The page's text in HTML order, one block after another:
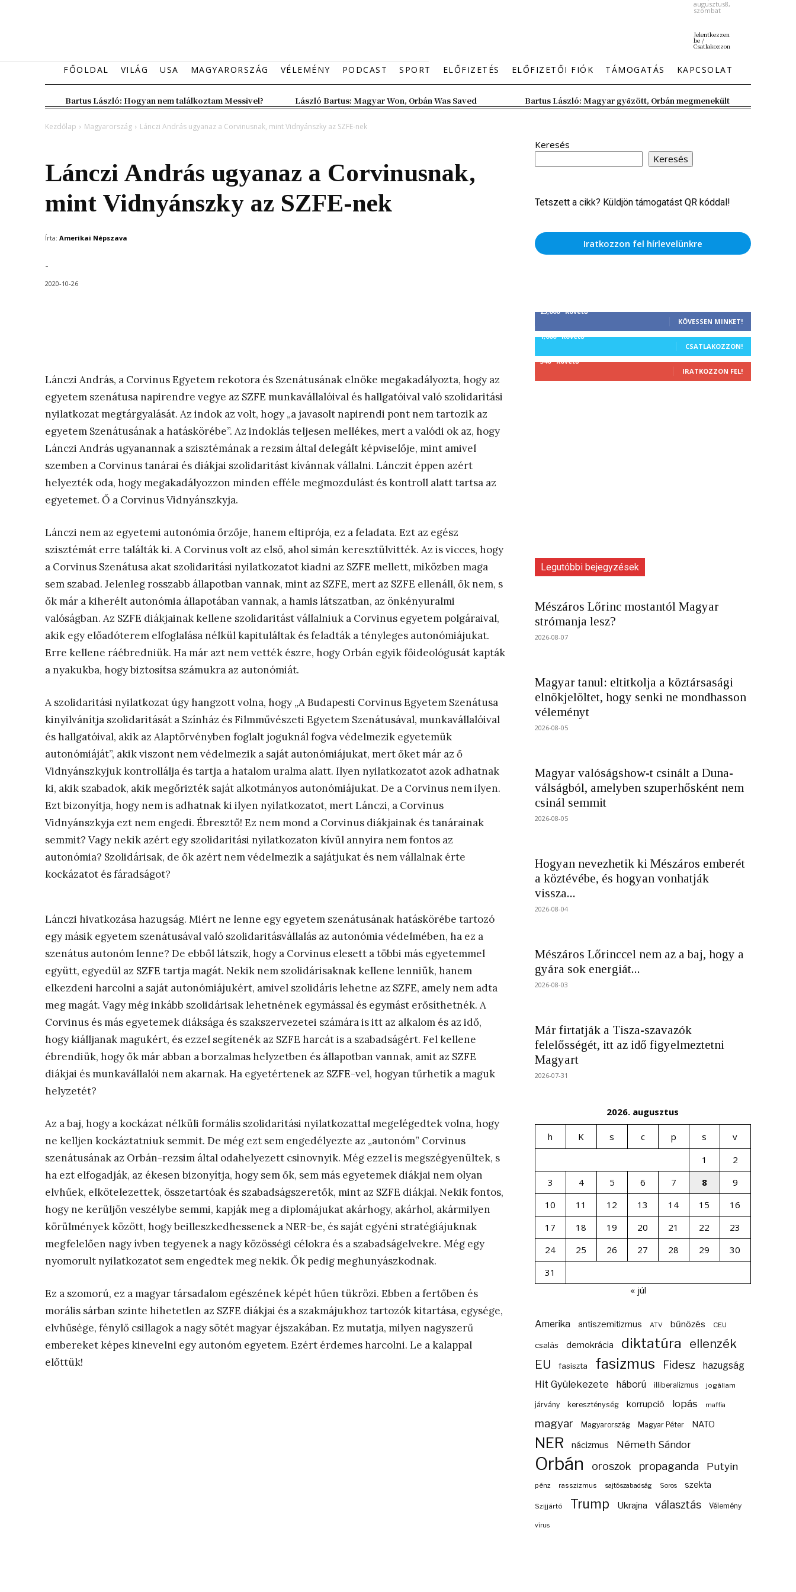
augusztus8,
szombat
Jelentkezzen
be /
Csatlakozzon
FŐOLDAL VILÁG USA MAGYARORSZÁG VÉLEMÉNY PODCAST SPORT ELŐFIZETÉS ELŐFIZETŐI FIÓK TÁMOGATÁS KAPCSOLAT
Bartus László: Hogyan nem találkoztam Messivel? László Bartus: Magyar Won, Orbán Was Saved Bartus László: Magyar győzött, Orbán megmenekült
Kezdőlap Magyarország Lánczi András ugyanaz a Corvinusnak, mint Vidnyánszky az SZFE-nek
Lánczi András ugyanaz a Corvinusnak,
mint Vidnyánszky az SZFE-nek
Írta: Amerikai Népszava
-
2020-10-26
Lánczi András, a Corvinus Egyetem rekotora és Szenátusának elnöke megakadályozta, hogy az
egyetem szenátusa napirendre vegye az SZFE munkavállalóival és hallgatóival való szolidaritási
nyilatkozat megtárgyalását. Az indok az volt, hogy „a javasolt napirendi pont nem tartozik az
egyetem Szenátusának a hatáskörébe”. Az indoklás teljesen mellékes, mert a valódi ok az, hogy
Lánczi András ugyanannak a szisztémának a rezsim által delegált képviselője, mint amivel
szemben a Corvinus tanárai és diákjai szolidaritást kívánnak vállalni. Lánczit éppen azért
helyezték oda, hogy megakadályozzon minden efféle megmozdulást és kontroll alatt tartsa az
egyetemet. Ő a Corvinus Vidnyánszkyja.
Lánczi nem az egyetemi autonómia őrzője, hanem eltiprója, ez a feladata. Ezt az egész
szisztémát erre találták ki. A Corvinus volt az első, ahol simán keresztülvitték. Az is vicces, hogy
a Corvinus Szenátusa akat szolidaritási nyilatkozatot kiadni az SZFE mellett, miközben maga
sem szabad. Jelenleg rosszabb állapotban vannak, mint az SZFE, mert az SZFE ellenáll, ők nem, s
ők már a kiherélt autonómia állapotában vannak, a hamis látszatban, az önkényuralmi
valóságban. Az SZFE diákjainak kellene szolidaritást vállalniuk a Corvinus egyetem polgáraival,
akik egy előadóterem elfoglalása nélkül kapituláltak és feladták a tényleges autonómiájukat.
Erre kellene ráébredniük. Ha már azt nem vették észre, hogy Orbán egyik főideológusát kapták
a nyakukba, hogy biztosítsa számukra az autonómiát.
A szolidaritási nyilatkozat úgy hangzott volna, hogy „A Budapesti Corvinus Egyetem Szenátusa
kinyilvánítja szolidaritását a Színház és Filmművészeti Egyetem Szenátusával, munkavállalóival
és hallgatóival, akik az Alaptörvényben foglalt joguknál fogva védelmezik egyetemük
autonómiáját”, akik viszont nem védelmezik a saját autonómiájukat, mert őket már az ő
Vidnyánszkyjuk kontrollálja és tartja a hatalom uralma alatt. Ilyen nyilatkozatot azok adhatnak
ki, akik szabadok, akik megőrizték saját alkotmányos autonómiájukat. De a Corvinus nem ilyen.
Ezt bizonyítja, hogy nem is adhatnak ki ilyen nyilatkozatot, mert Lánczi, a Corvinus
Vidnyánszkyja ezt nem engedi. Ébresztő! Ez nem mond a Corvinus diákjainak és tanárainak
semmit? Vagy nekik azért egy szolidaritási nyilatkozaton kívül annyira nem fontos az
autonómia? Szolidárisak, de ők azért nem védelmezik a sajátjukat és nem vállalnak érte
kockázatot és fáradságot?
Lánczi hivatkozása hazugság. Miért ne lenne egy egyetem szenátusának hatáskörébe tartozó
egy másik egyetem szenátusával való szolidaritásvállalás az autonómia védelmében, ha ez a
szenátus autonóm lenne? De ebből látszik, hogy a Corvinus elesett a többi más egyetemmel
együtt, egyedül az SZFE tartja magát. Nekik nem szolidárisaknak kellene lenniük, hanem
elkezdeni harcolni a saját autonómiájukért, amivel szolidáris lehetne az SZFE, amely nem adta
meg magát. Vagy még inkább szolidárisak lehetnének egymással és egymást erősíthetnék. A
Corvinus és más egyetemek diáksága és szakszervezetei számára is itt az alkalom és az idő,
hogy kiálljanak magukért, és ezzel segítenék az SZFE harcát is a szabadságért. Fel kellene
ébrendiük, hogy ők már abban a borzalmas helyzetben és állapotban vannak, amit az SZFE
diákjai és munkavállalói nem akarnak. Ha egyetértenek az SZFE-vel, hogyan tűrhetik a maguk
helyzetét?
Az a baj, hogy a kockázat nélküli formális szolidaritási nyilatkozattal megelégedtek volna, hogy
ne kelljen kockáztatniuk semmit. De még ezt sem engedélyezte az „autonóm” Corvinus
szenátusának az Orbán-rezsim által odahelyezett csinovnyik. Még ezzel is megszégyenültek, s
ha ezt elfogadják, az ékesen bizonyítja, hogy sem ők, sem más egyetemek diákjai nem olyan
elvhűek, elkötelezettek, összetartóak és szabadságszeretők, mint az SZFE diákjai. Nekik fontos,
hogy ne kerüljön veszélybe semmi, kapják meg a diplomájukat akárhogy, akárhol, akármilyen
körülmények között, hogy beilleszkedhessenek a NER-be, és saját egyéni stratégiájuknak
megfelelően nagy ívben tegyenek a nagy közösségi célokra és a szabadságelvekre. Még egy
nyomorult nyilatkozatot sem engedtek meg nekik. Ők pedig meghunyászkodnak.
Ez a szomorú, ez a magyar társadalom egészének képét hűen tükrözi. Ebben a fertőben és
morális sárban szinte hihetetlen az SZFE diákjai és a szakmájukhoz tartozók kitartása, egysége,
elvhűsége, fénylő csillagok a nagy sötét magyar éjszakában. Ez mutatja, milyen nagyszerű
embereket képes kinevelni egy autonóm egyetem. Ezért érdemes harcolni. Le a kalappal
előttük!
Keresés
Keresés
Tetszett a cikk? Küldjön támogatást QR kóddal!
Iratkozzon fel hírlevelünkre
25,000 Követő
KÖVESSEN MINKET!
1,000 Követő
CSATLAKOZZON!
340 Követő
IRATKOZZON FEL!
Legutóbbi bejegyzések
Mészáros Lőrinc mostantól Magyar
strómanja lesz?
2026-08-07
Magyar tanul: eltitkolja a köztársasági
elnökjelöltet, hogy senki ne mondhasson
véleményt
2026-08-05
Magyar valóságshow-t csinált a Duna-
válságból, amelyben szuperhősként nem
csinál semmit
2026-08-05
Hogyan nevezhetik ki Mészáros emberét
a köztévébe, és hogyan vonhatják
vissza...
2026-08-04
Mészáros Lőrinccel nem az a baj, hogy a
gyára sok energiát...
2026-08-03
Már firtatják a Tisza-szavazók
felelősségét, itt az idő figyelmeztetni
Magyart
2026-07-31
2026. augusztus
h K s c p s
v
1
2
3
4 5 6 7 8
9
10
11 12 13 14 15
16
17
18 19 20 21 22
23
24
25 26 27 28 29
30
31
« júl
Amerika antiszemitizmus ATV bűnözés CEU
csalás demokrácia diktatúra ellenzék
EU fasiszta fasizmus Fidesz hazugság
Hit Gyülekezete háború illiberalizmus jogállam
járvány kereszténység korrupció lopás maffia
magyar Magyarország Magyar Péter NATO
NER nácizmus Németh Sándor
Orbán oroszok propaganda Putyin
pénz rasszizmus sajtószabadság Soros szekta
Szijjártó Trump Ukrajna választás Vélemény
vírus